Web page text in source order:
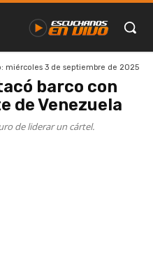
miércoles 3 de septiembre de 2025
barco con
de Venezuela
de liderar un cártel.